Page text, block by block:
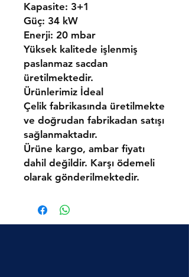
Kapasite: 3+1
Güç: 34 kW
Enerji: 20 mbar
Yüksek kalitede işlenmiş
paslanmaz sacdan
üretilmektedir.
Ürünlerimiz İdeal
Çelik fabrikasında üretilmekte
ve doğrudan fabrikadan satışı
sağlanmaktadır.
Ürüne kargo, ambar fiyatı
dahil değildir. Karşı ödemeli
olarak gönderilmektedir.